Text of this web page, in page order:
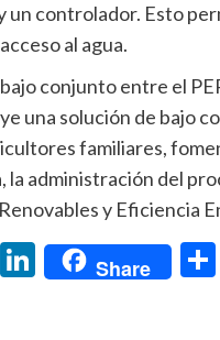
controlador. Esto
al agua.
conjunto entre el
una solución de bajo
familiares,
la administración del
y Eficiencia
Threads
LinkedIn
Share